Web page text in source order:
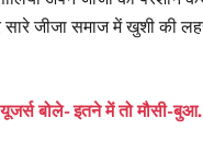
जीजा समाज में खुशी की
बोले- इतने में तो मौसी-